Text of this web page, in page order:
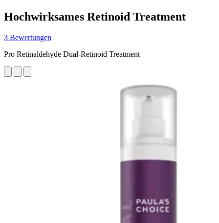
Hochwirksames Retinoid Treatment
3 Bewertungen
Pro Retinaldehyde Dual-Retinoid Treatment